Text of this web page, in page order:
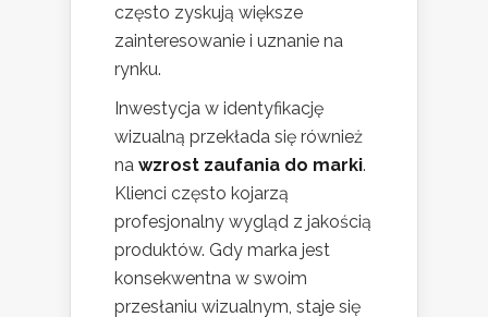
często zyskują większe
zainteresowanie i uznanie na
rynku.
Inwestycja w identyfikację
wizualną przekłada się również
na wzrost zaufania do marki.
Klienci często kojarzą
profesjonalny wygląd z jakością
produktów. Gdy marka jest
konsekwentna w swoim
przesłaniu wizualnym, staje się